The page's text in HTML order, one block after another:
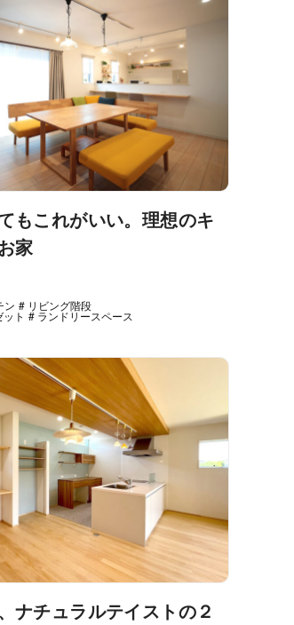
もこれがいい。理想のキ
家
ン リビング階段
ト ランドリースペース
ナチュラルテイストの２